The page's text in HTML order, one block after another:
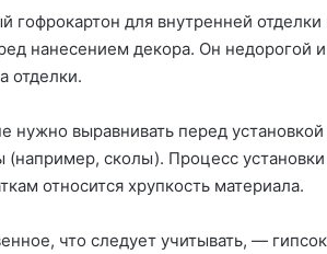
гофрокартон для внутренней
нанесением декора. Он недорогой
отделки.
нужно выравнивать перед
(например, сколы). Процесс
относится хрупкость материала.
что следует учитывать, —